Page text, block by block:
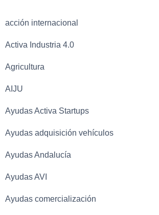
acción internacional
Activa Industria 4.0
Agricultura
AIJU
Ayudas Activa Startups
Ayudas adquisición vehículos
Ayudas Andalucía
Ayudas AVI
Ayudas comercialización